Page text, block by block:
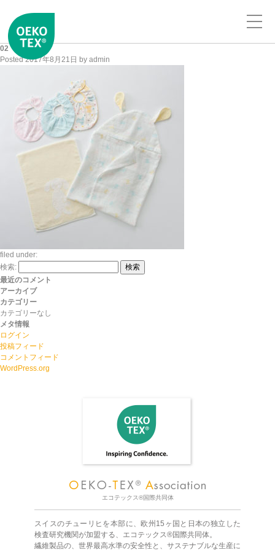
02
Posted2017年8月21日 by admin
filed under:
検索:
検索
最近のコメント
アーカイブ
カテゴリー
カテゴリーなし
メタ情報
ログイン
投稿フィード
コメントフィード
WordPress.org
エコテックス®国際共同体
スイスのチューリヒを本部に、欧州15ヶ国と日本の独立した
検査研究機関が加盟する、エコテックス®国際共同体。
繊維製品の、世界最高水準の安全性と、サステナブルな生産に